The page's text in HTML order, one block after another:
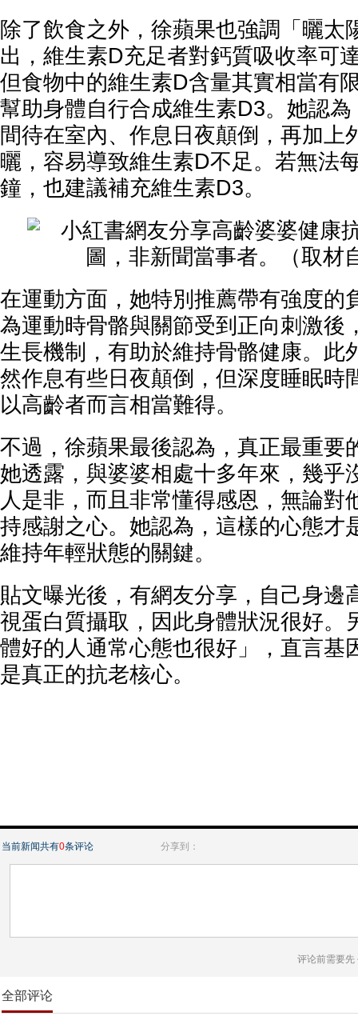
除了飲食之外，徐蘋果也強調「曬太
出，維生素D充足者對鈣質吸收率可
但食物中的維生素D含量其實相當有
幫助身體自行合成維生素D3。她認
間待在室內、作息日夜顛倒，再加上
曬，容易導致維生素D不足。若無法
鐘，也建議補充維生素D3。
在運動方面，她特別推薦帶有強度的
為運動時骨骼與關節受到正向刺激後
生長機制，有助於維持骨骼健康。此
然作息有些日夜顛倒，但深度睡眠時
以高齡者而言相當難得。
不過，徐蘋果最後認為，真正最重要
她透露，與婆婆相處十多年來，幾乎
人是非，而且非常懂得感恩，無論對
持感謝之心。她認為，這樣的心態才
維持年輕狀態的關鍵。
貼文曝光後，有網友分享，自己身邊
視蛋白質攝取，因此身體狀況很好。
體好的人通常心態也很好」，直言基
是真正的抗老核心。
当前新闻共有0条评论 分享到：
评论前需要先
全部评论